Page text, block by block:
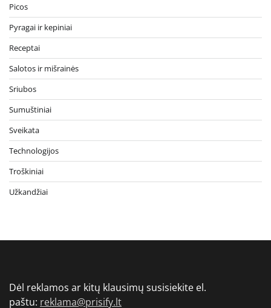
Picos
Pyragai ir kepiniai
Receptai
Salotos ir mišrainės
Sriubos
Sumuštiniai
Sveikata
Technologijos
Troškiniai
Užkandžiai
Dėl reklamos ar kitų klausimų susisiekite el.
paštu: reklama@prisify.lt